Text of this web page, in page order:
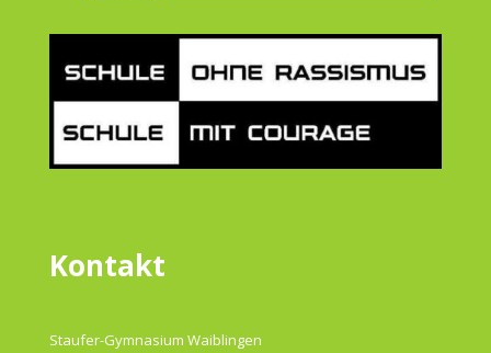
Kontakt
Staufer-Gymnasium Waiblingen